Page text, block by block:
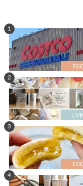
1
2
3
4